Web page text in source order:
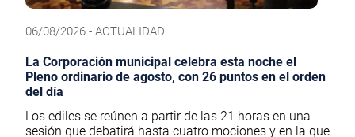
06/08/2026 - ACTUALIDAD
La Corporación municipal celebra esta noche el
Pleno ordinario de agosto, con 26 puntos en el orden
del día
Los ediles se reúnen a partir de las 21 horas en una
sesión que debatirá hasta cuatro mociones y en la que